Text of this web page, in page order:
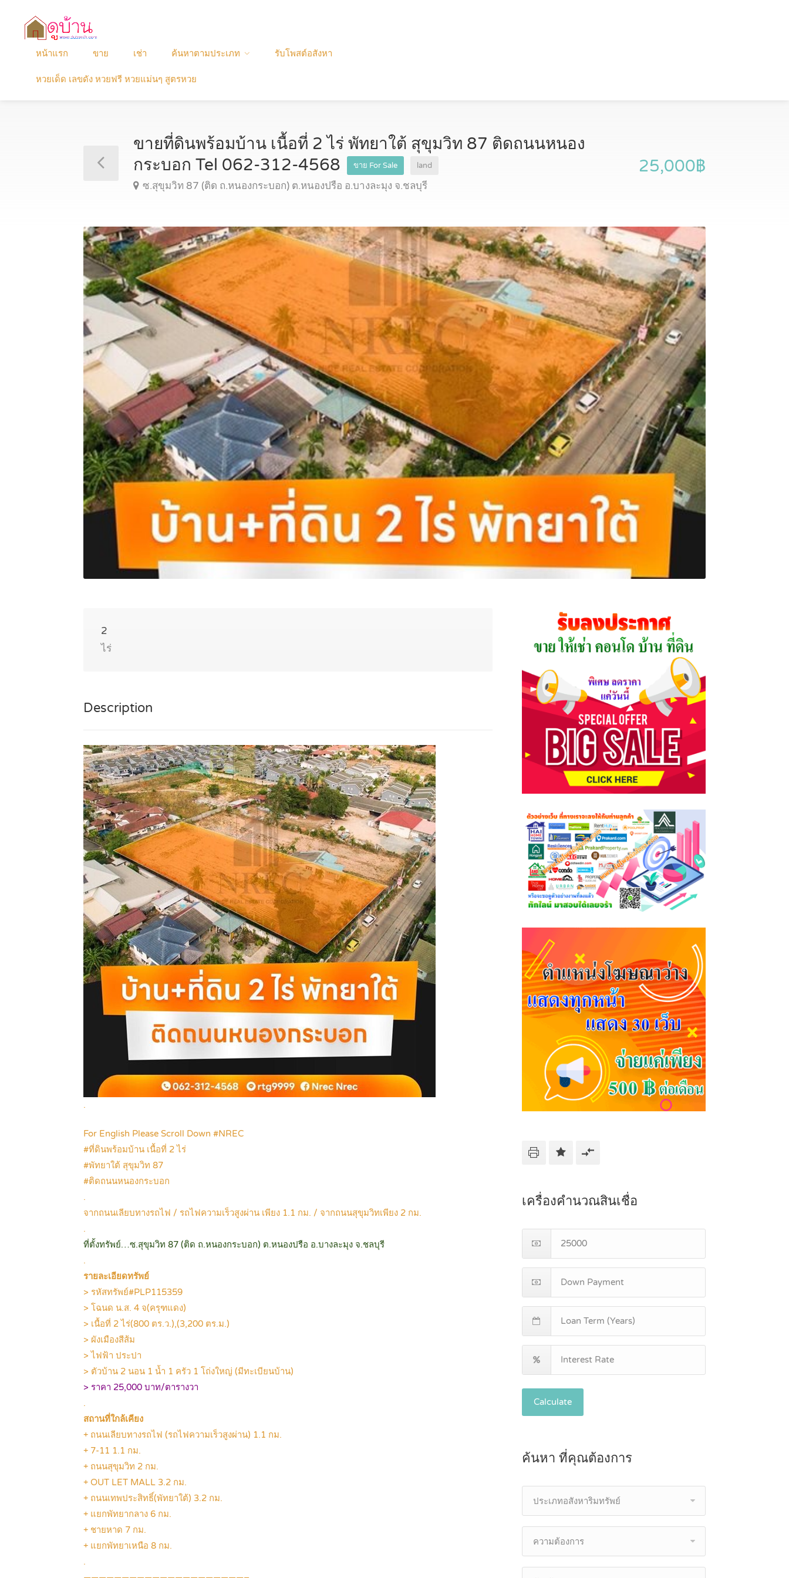
หน้าแรก ขาย เช่า ค้นหาตามประเภท รับโพสต์อสังหา
หวยเด็ด เลขดัง หวยฟรี หวยแม่นๆ สูตรหวย
ขายที่ดินพร้อมบ้าน เนื้อที่ 2 ไร่ พัทยาใต้ สุขุมวิท 87 ติดถนนหนอง
กระบอก Tel 062-312-4568
ขาย For Sale land
ซ.สุขุมวิท 87 (ติด ถ.หนองกระบอก) ต.หนองปรือ อ.บางละมุง จ.ชลบุรี
25,000฿
2
ไร่
Description
.
For English Please Scroll Down #NREC
#ที่ดินพร้อมบ้าน เนื้อที่ 2 ไร่
#พัทยาใต้ สุขุมวิท 87
#ติดถนนหนองกระบอก
.
จากถนนเลียบทางรถไฟ / รถไฟความเร็วสูงผ่าน เพียง 1.1 กม. / จากถนนสุขุมวิทเพียง 2 กม.
.
ที่ตั้งทรัพย์…ซ.สุขุมวิท 87 (ติด ถ.หนองกระบอก) ต.หนองปรือ อ.บางละมุง จ.ชลบุรี
.
รายละเอียดทรัพย์
> รหัสทรัพย์#PLP115359
> โฉนด น.ส. 4 จ(ครุฑแดง)
> เนื้อที่ 2 ไร่(800 ตร.ว.),(3,200 ตร.ม.)
> ผังเมืองสีส้ม
> ไฟฟ้า ประปา
> ตัวบ้าน 2 นอน 1 น้ำ 1 ครัว 1 โถ่งใหญ่ (มีทะเบียนบ้าน)
> ราคา 25,000 บาท/ตารางวา
.
สถานที่ใกล้เคียง
+ ถนนเลียบทางรถไฟ (รถไฟความเร็วสูงผ่าน) 1.1 กม.
+ 7-11 1.1 กม.
+ ถนนสุขุมวิท 2 กม.
+ OUT LET MALL 3.2 กม.
+ ถนนเทพประสิทธิ์(พัทยาใต้) 3.2 กม.
+ แยกพัทยากลาง 6 กม.
+ ชายหาด 7 กม.
+ แยกพัทยาเหนือ 8 กม.
.
เครื่องคำนวณสินเชื่อ
Calculate
ค้นหา ที่คุณต้องการ
ประเภทอสังหาริมทรัพย์
ความต้องการ